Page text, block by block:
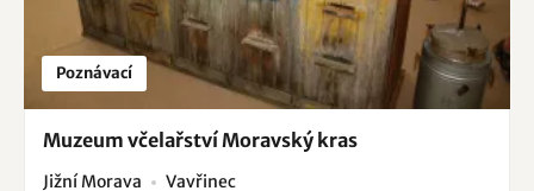
Poznávací
Muzeum včelařství Moravský kras
Jižní Morava Vavřinec